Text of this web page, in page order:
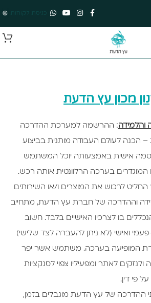
מכון עץ הדעת
: ההרשמה למערכת ההדרכה
הכנה לעולם העבודה מותנית בביצוע
אישית באמצעותה יוכל המשתמש
בערכה הרלוונטית אותה רכש.
לרכוש את המוצרים ו/או השירותים
וההדרכה של חברת עץ הדעת, מתחייב
בו לצרכיו האישיים בלבד. חשוב
פעמי ואישי (לא ניתן להעברה לצד שלישי)
המופיעה בערכה. משתמש אשר יפר
ולנזקים לאתר ומפעיליו צפוי לסנקציות
פי דין.
ההדרכה של עץ הדעת מוגבלים בזמן,